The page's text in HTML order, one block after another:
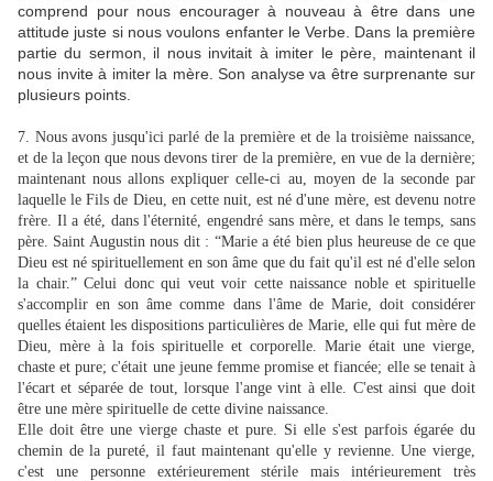
comprend pour nous encourager à nouveau à être dans une
attitude juste si nous voulons enfanter le Verbe. Dans la première
partie du sermon, il nous invitait à imiter le père, maintenant il
nous invite à imiter la mère. Son analyse va être surprenante sur
plusieurs points.
7. Nous avons jusqu'ici parlé de la première et de la troisième naissance,
et de la leçon que nous devons tirer de la première, en vue de la dernière;
maintenant nous allons expliquer celle-ci au, moyen de la seconde par
laquelle le Fils de Dieu, en cette nuit, est né d'une mère, est devenu notre
frère. Il a été, dans l'éternité, engendré sans mère, et dans le temps, sans
père. Saint Augustin nous dit : “Marie a été bien plus heureuse de ce que
Dieu est né spirituellement en son âme que du fait qu'il est né d'elle selon
la chair.” Celui donc qui veut voir cette naissance noble et spirituelle
s'accomplir en son âme comme dans l'âme de Marie, doit considérer
quelles étaient les dispositions particulières de Marie, elle qui fut mère de
Dieu, mère à la fois spirituelle et corporelle. Marie était une vierge,
chaste et pure; c'était une jeune femme promise et fiancée; elle se tenait à
l'écart et séparée de tout, lorsque l'ange vint à elle. C'est ainsi que doit
être une mère spirituelle de cette divine naissance.
Elle doit être une vierge chaste et pure. Si elle s'est parfois égarée du
chemin de la pureté, il faut maintenant qu'elle y revienne. Une vierge,
c'est une personne extérieurement stérile mais intérieurement très